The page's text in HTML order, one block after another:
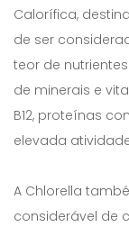
Calorífica,
de ser
teor de
de minerais e
B12, proteínas
elevada atividade
A Chlorella
considerável de